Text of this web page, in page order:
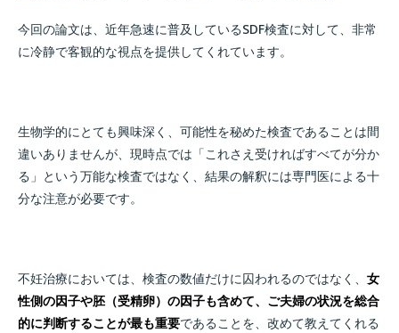
今回の論文は、近年急速に普及しているSDF検査に対して、非常
に冷静で客観的な視点を提供してくれています。
生物学的にとても興味深く、可能性を秘めた検査であることは間
違いありませんが、現時点では「これさえ受ければすべてが分か
る」という万能な検査ではなく、結果の解釈には専門医による十
分な注意が必要です。
不妊治療においては、検査の数値だけに囚われるのではなく、 女
性側の因子や胚（受精卵）の因子も含めて、ご夫婦の状況を総合
的に判断することが最も重要であることを、改めて教えてくれる